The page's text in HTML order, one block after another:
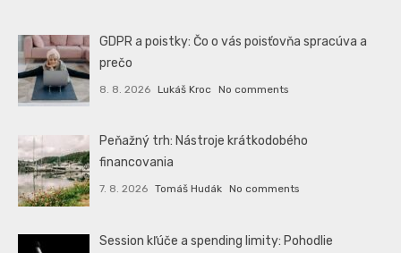
GDPR a poistky: Čo o vás poisťovňa spracúva a
prečo
8. 8. 2026 Lukáš Kroc No comments
Peňažný trh: Nástroje krátkodobého
financovania
7. 8. 2026 Tomáš Hudák No comments
Session kľúče a spending limity: Pohodlie